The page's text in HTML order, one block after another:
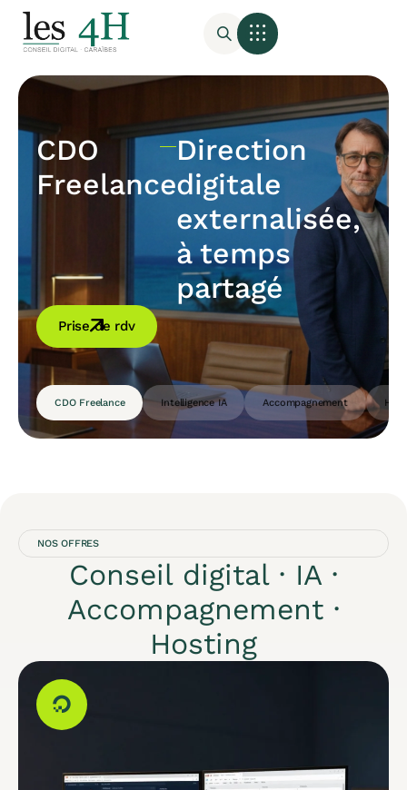
CDO Freelance Intelligence IA Accompagnement
CDO
Freelance
Direction
digitale
externalisée,
à temps
partagé
Prise de rdv
NOS OFFRES
Conseil digital · IA ·
Accompagnement ·
Hosting